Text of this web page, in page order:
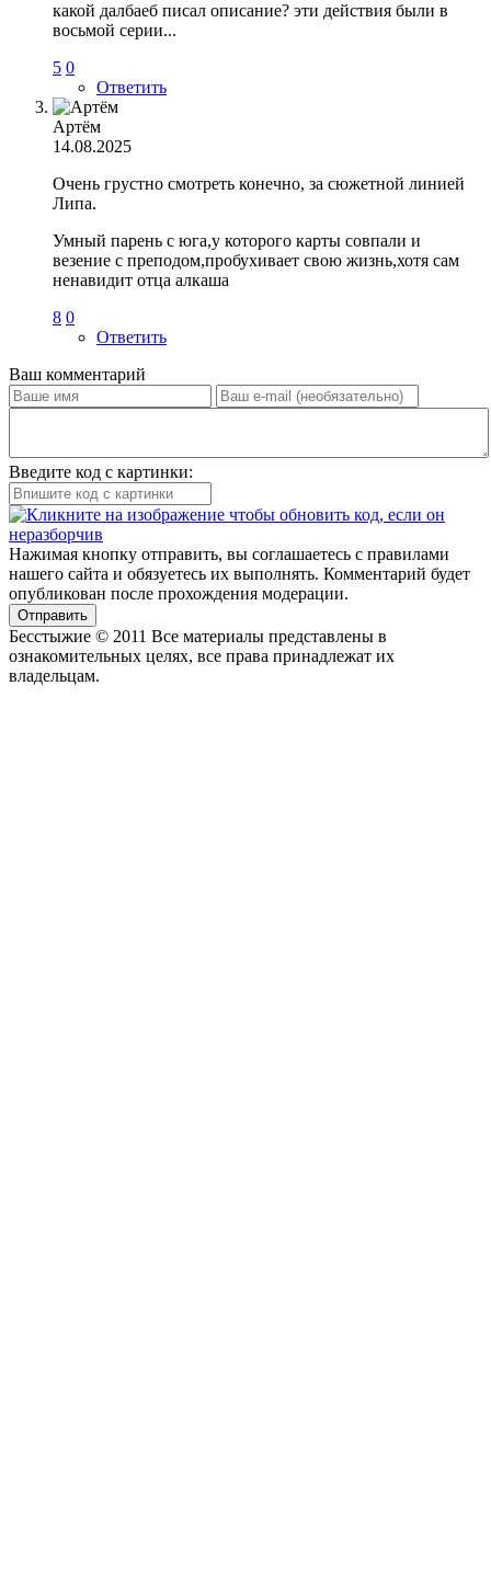
какой далбаеб писал описание? эти действия были в
восьмой серии...
5 0
Ответить
Артём
14.08.2025
Очень грустно смотреть конечно, за сюжетной линией
Липа.
Умный парень с юга,у которого карты совпали и
везение с преподом,пробухивает свою жизнь,хотя сам
ненавидит отца алкаша
8 0
Ответить
Ваш комментарий
Введите код с картинки:
Нажимая кнопку отправить, вы соглашаетесь с правилами
нашего сайта и обязуетесь их выполнять. Комментарий будет
опубликован после прохождения модерации.
Отправить
Бесстыжие © 2011 Все материалы представлены в
ознакомительных целях, все права принадлежат их
владельцам.